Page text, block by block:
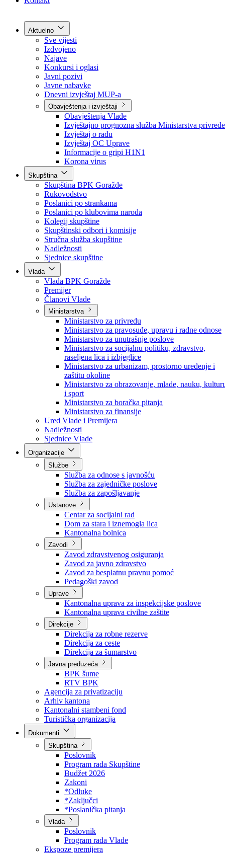
Kontakt
Aktuelno
Sve vijesti
Izdvojeno
Najave
Konkursi i oglasi
Javni pozivi
Javne nabavke
Dnevni izvještaj MUP-a
Obavještenja i izvještaji
Obavještenja Vlade
Izvještajno prognozna služba Ministarstva privrede
Izvještaj o radu
Izvještaj OC Uprave
Informacije o gripi H1N1
Korona virus
Skupština
Skupština BPK Goražde
Rukovodstvo
Poslanici po strankama
Poslanici po klubovima naroda
Kolegij skupštine
Skupštinski odbori i komisije
Stručna služba skupštine
Nadležnosti
Sjednice skupštine
Vlada
Vlada BPK Goražde
Premijer
Članovi Vlade
Ministarstva
Ministarstvo za privredu
Ministarstvo za pravosuđe, upravu i radne odnose
Ministarstvo za unutrašnje poslove
Ministarstvo za socijalnu politiku, zdravstvo,
raseljena lica i izbjeglice
Ministarstvo za urbanizam, prostorno uređenje i
zaštitu okoline
Ministarstvo za obrazovanje, mlade, nauku,
i sport
Ministarstvo za boračka pitanja
Ministarstvo za finansije
Ured Vlade i Premijera
Nadležnosti
Sjednice Vlade
Službe
Služba za odnose s javnošću
Služba za zajedničke poslove
Služba za zapošljavanje
Ustanove
Centar za socijalni rad
Dom za stara i iznemogla lica
Kantonalna bolnica
Zavodi
Zavod zdravstvenog osiguranja
Zavod za javno zdravstvo
Zavod za besplatnu pravnu pomoć
Pedagoški zavod
Uprave
Kantonalna uprava za inspekcijske poslove
Kantonalna uprava civilne zaštite
Direkcije
Direkcija za robne rezerve
Direkcija za ceste
Direkcija za šumarstvo
Javna preduzeća
BPK šume
RTV BPK
Agencija za privatizaciju
Arhiv kantona
Kantonalni stambeni fond
Turistička organizacija
Skupština
Poslovnik
Program rada Skupštine
Budžet 2026
Zakoni
*Odluke
*Zaključci
*Poslanička pitanja
Vlada